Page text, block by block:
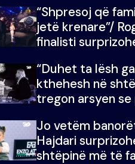
i mban dot lotët:
meritoj…
“Shpresoj që
jetë krenare”/
finalisti
“Duhet ta lësh
kthehesh në
tregon arsyen
Doja ta çoja
në fund
Jo vetëm
Hajdari
shtëpinë më të